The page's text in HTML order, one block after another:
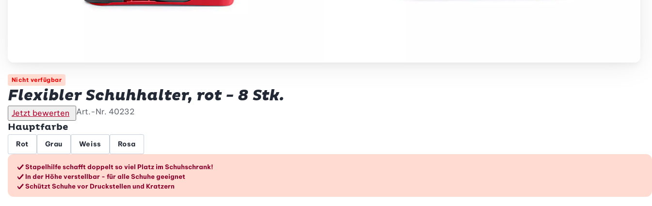
Nicht verfügbar
Flexibler Schuhhalter, rot - 8 Stk.
Jetzt bewerten Art.-Nr. 40232
Hauptfarbe
Rot Grau Weiss Rosa
Die Vorteile im Überblick
Stapelhilfe schafft doppelt so viel Platz im Schuhschrank!
In der Höhe verstellbar - für alle Schuhe geeignet
Schützt Schuhe vor Druckstellen und Kratzern